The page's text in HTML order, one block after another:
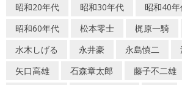
昭和20年代
昭和30年代 昭和40
昭和60年代
松本零士 梶原一騎
水木しげる
永井豪 永島慎二
矢口高雄
石森章太郎 藤子不二雄